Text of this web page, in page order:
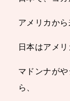
アメリカか
日本はアメ
マドンナが
ら、